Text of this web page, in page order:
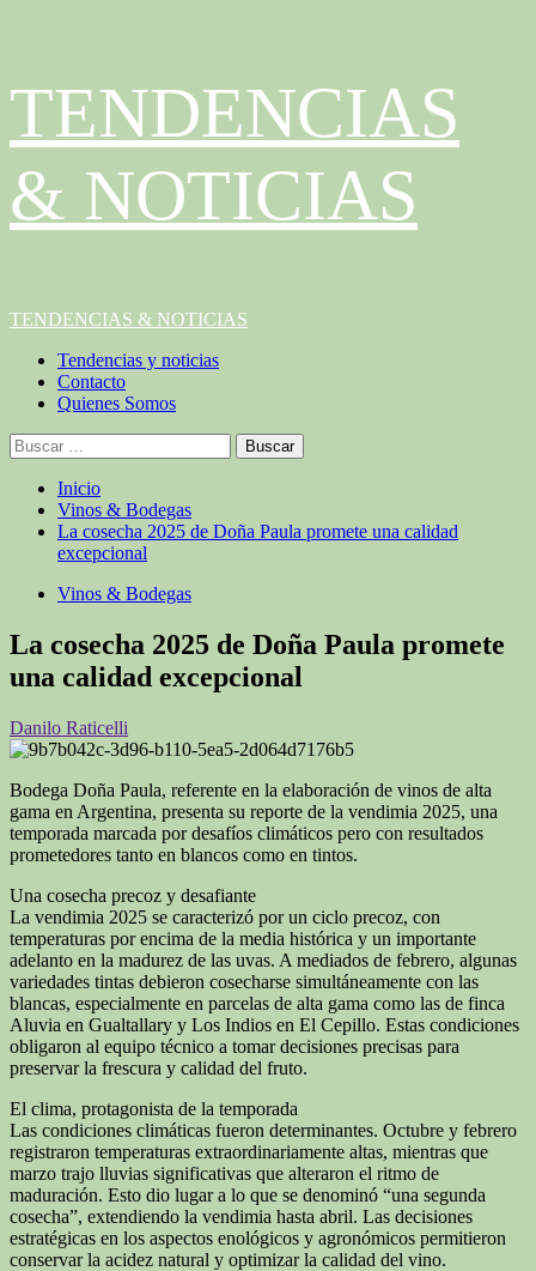
al
contenido
TENDENCIAS
& NOTICIAS
Menú
TENDENCIAS & NOTICIAS
Tendencias y noticias
Contacto
Quienes Somos
Buscar:
Inicio
Vinos & Bodegas
La cosecha 2025 de Doña Paula promete una calidad
excepcional
Vinos & Bodegas
La cosecha 2025 de Doña Paula promete
una calidad excepcional
Danilo Raticelli
Bodega Doña Paula, referente en la elaboración de vinos de alta
gama en Argentina, presenta su reporte de la vendimia 2025, una
temporada marcada por desafíos climáticos pero con resultados
prometedores tanto en blancos como en tintos.
Una cosecha precoz y desafiante
La vendimia 2025 se caracterizó por un ciclo precoz, con
temperaturas por encima de la media histórica y un importante
adelanto en la madurez de las uvas. A mediados de febrero, algunas
variedades tintas debieron cosecharse simultáneamente con las
blancas, especialmente en parcelas de alta gama como las de finca
Aluvia en Gualtallary y Los Indios en El Cepillo. Estas condiciones
obligaron al equipo técnico a tomar decisiones precisas para
preservar la frescura y calidad del fruto.
El clima, protagonista de la temporada
Las condiciones climáticas fueron determinantes. Octubre y febrero
registraron temperaturas extraordinariamente altas, mientras que
marzo trajo lluvias significativas que alteraron el ritmo de
maduración. Esto dio lugar a lo que se denominó “una segunda
cosecha”, extendiendo la vendimia hasta abril. Las decisiones
estratégicas en los aspectos enológicos y agronómicos permitieron
conservar la acidez natural y optimizar la calidad del vino.